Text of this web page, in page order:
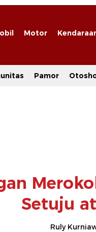
Motor
Pamor
Setuju
Ruly